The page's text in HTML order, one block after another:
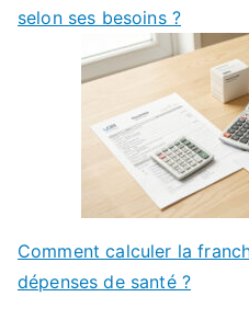
selon ses besoins ?
Comment calculer la
dépenses de santé ?